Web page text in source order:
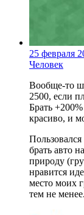
25 февраля
Человек
Вообще-то
2500, если
Брать
красиво, и
брать авто
природу
нравится
место моих
тем не менее.